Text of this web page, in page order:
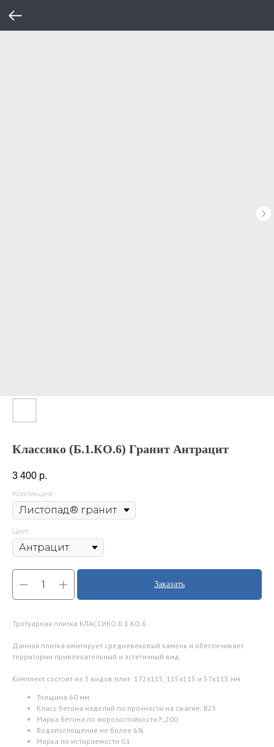
Классико (Б.1.КО.6) Гранит Антрацит
3 400 р.
Коллекция
Цвет
Заказать
Тротуарная плитка КЛАССИКО Б.1.КО.6
Данная плитка имитирует средневековый камень и обеспечивает
территории привлекательный и эстетичный вид.
Комплект состоит из 3 видов плит: 172х115, 115х115 и 57х115 мм
Толщина 60 мм.
Класс бетона изделий по прочности на сжатие: В25
Марка бетона по морозостойкости F₂200
Водопоглощение не более 6%
Марка по истираемости G1